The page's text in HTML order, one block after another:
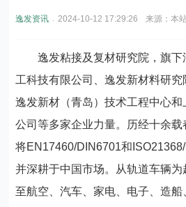
逸发资讯 2024-10-12 17:29:26 来源：本
逸发粘接及复材研究院，旗
工科技有限公司、逸发新材料研究
逸发新材（青岛）技术工程中心
公司等多家企业力量。历经十余
将EN17460/DIN6701和
并深耕于中国市场。从轨道车辆
至航空、汽车、家电、电子、造